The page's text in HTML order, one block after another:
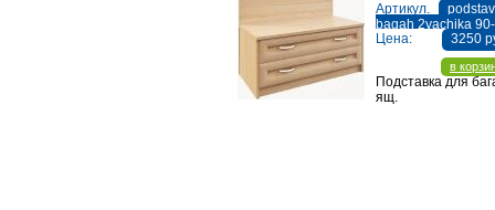
Артикул.
bagah 2yachika
Цена:
3250
в
Подставка для
ящ.